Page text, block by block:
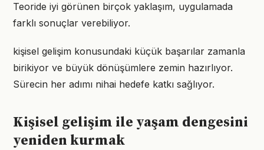
Teoride iyi görünen birçok yaklaşım, uygulamada
farklı sonuçlar verebiliyor.
kişisel gelişim konusundaki küçük başarılar zamanla
birikiyor ve büyük dönüşümlere zemin hazırlıyor.
Sürecin her adımı nihai hedefe katkı sağlıyor.
Kişisel gelişim ile yaşam dengesini
yeniden kurmak